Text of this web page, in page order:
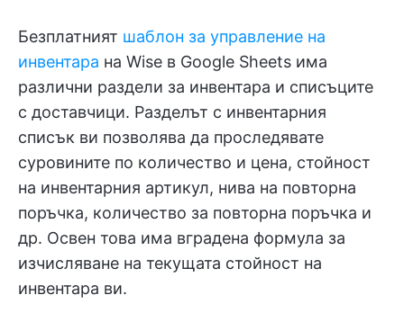
Безплатният шаблон за управление на
инвентара на Wise в Google Sheets има
различни раздели за инвентара и списъците
с доставчици. Разделът с инвентарния
списък ви позволява да проследявате
суровините по количество и цена, стойност
на инвентарния артикул, нива на повторна
поръчка, количество за повторна поръчка и
др. Освен това има вградена формула за
изчисляване на текущата стойност на
инвентара ви.